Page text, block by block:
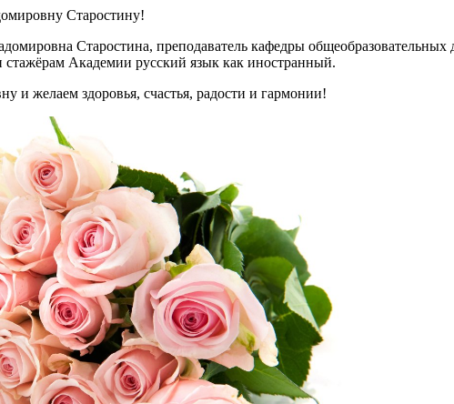
Старостину!
Старостина, преподаватель кафедры
стажёрам Академии русский язык как иностранный.
и желаем здоровья, счастья, радости и гармонии!